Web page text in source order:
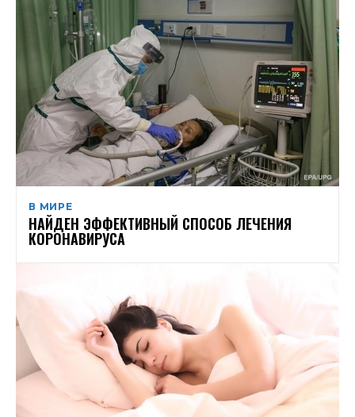
В МИРЕ
НАЙДЕН ЭФФЕКТИВНЫЙ СПОСОБ ЛЕЧЕНИЯ
КОРОНАВИРУСА